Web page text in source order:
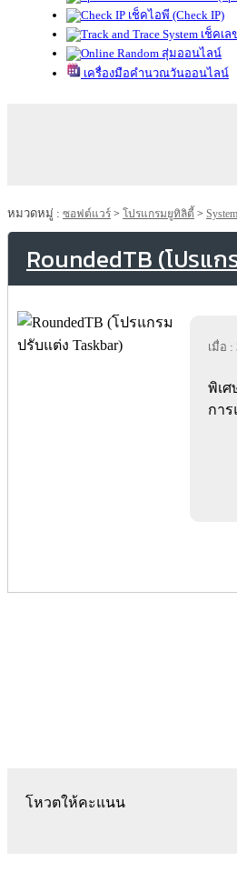
เช็คไอพี (Check IP)
เช็คเ
สุ่มออนไลน์
เครื่องมือคำนวณวันออนไลน์
หมวดหมู่ : ซอฟต์แวร์ > โปรแกรมยูทิลิตี้ >
RoundedTB (โปรแ
เมื่อ
พิเศ
การ
โหวตให้คะแนน